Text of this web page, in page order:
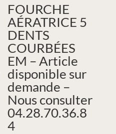
FOURCHE
AÉRATRICE 5
DENTS
COURBÉES
EM – Article
disponible sur
demande –
Nous consulter
04.28.70.36.8
4